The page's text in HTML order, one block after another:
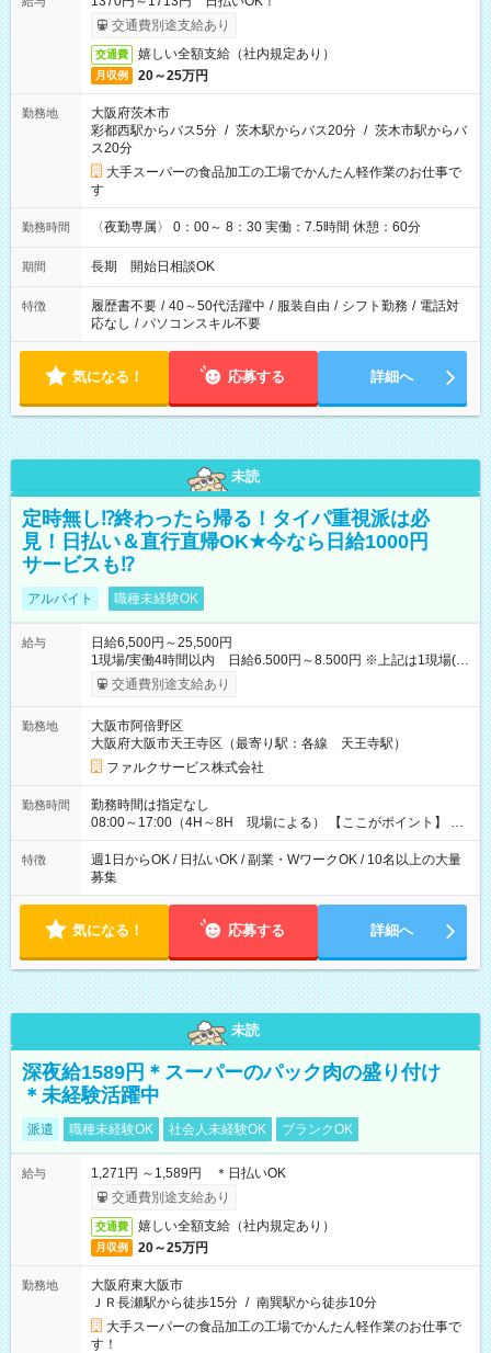
交通費別途支給あり
交通費 嬉しい全額支給（社内規定あり）
月収例 20～25万円
勤務地
大阪府茨木市
彩都西駅からバス5分 / 茨木駅からバス20分 / 茨木市駅からバ
ス20分
大手スーパーの食品加工の工場でかんたん軽作業のお仕事で
す
勤務時間 〈夜勤専属〉 0：00～ 8：30 実働：7.5時間 休憩：60分
期間 長期 開始日相談OK
特徴 履歴書不要 / 40～50代活躍中 / 服装自由 / シフト勤務 / 電話対
応なし / パソコンスキル不要
気になる！ 応募する 詳細へ
未読
定時無し⁉終わったら帰る！タイパ重視派は必
見！日払い＆直行直帰OK★今なら日給1000円
サービスも⁉
アルバイト 職種未経験OK
給与
日給6,500円～25,500円
1現場/実働4時間以内 日給6.500円～8.500円 ※上記は1現場(実
働4時間以内)あたりの給与です ※基本は1日あたり2現場(実働8
時間以内)をお任せします。その場合の支給額は日給1,3000円で
～」ですが、今なら初出勤をした人は採用祝いで【日給+1.000
円】のボーナスが！★（その他待遇に変更ありません） 現場に
よっては早く終わることもあり！ その場合も給与金額は変わり
ません！ ≪給与例≫ ・週1日勤務 ㈪～㈮は本業のため㈯のみ
1現場/6.500×2現場＝日給13.000円×4日 ＝月給52.000円 ・週6
日でレギュラー勤務(勤続1年) 1現場/7.200×2現場＝日給14.400
る」などをして月に40万以上を稼ぐ人も☆ ◆支払い方法：日払
い・週払い・月3回払いが選択可能 【試用期間】試用期間なし
交通費別途支給あり
勤務地
大阪市阿倍野区
大阪府大阪市天王寺区（最寄り駅：各線 天王寺駅）
ファルクサービス株式会社
勤務時間
勤務時間は指定なし
08:00～17:00（4H～8H 現場による） 【ここがポイント】 ◆
給与の日給保障あり！ 「4時間の現場」が「1時間」で終わった
時も給料変わらず！ 「4時間の現場」のお給料をお支払いします
♪ 1日にたくさんの現場をこなせば、高収入を実現可能！
特徴
週1日からOK / 日払いOK / 副業・WワークOK / 10名以上の大量
募集
気になる！ 応募する 詳細へ
未読
深夜給1589円＊スーパーのパック肉の盛り付け
＊未経験活躍中
派遣 職種未経験OK 社会人未経験OK ブランクOK
給与
1,271円 ～1,589円 ＊日払いOK
交通費別途支給あり
交通費 嬉しい全額支給（社内規定あり）
月収例 20～25万円
勤務地
大阪府東大阪市
ＪＲ長瀬駅から徒歩15分 / 南巽駅から徒歩10分
大手スーパーの食品加工の工場でかんたん軽作業のお仕事で
す！